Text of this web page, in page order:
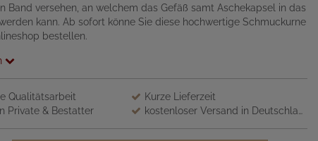
Band versehen, an welchem das Gefäß samt Aschekapsel in das
kann. Ab sofort könne Sie diese hochwertige Schmuckurne
bestellen.
Qualitätsarbeit
Kurze Lieferzeit
Private & Bestatter
kostenloser Versand in Deutschland